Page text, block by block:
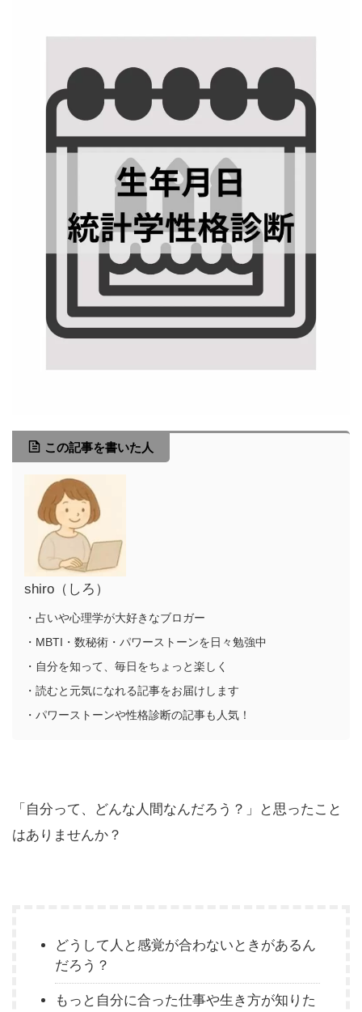
この記事を書いた人
shiro（しろ）
・占いや心理学が大好きなブロガー
・MBTI・数秘術・パワーストーンを日々勉強中
・自分を知って、毎日をちょっと楽しく
・読むと元気になれる記事をお届けします
・パワーストーンや性格診断の記事も人気！
「自分って、どんな人間なんだろう？」と思ったこと
はありませんか？
どうして人と感覚が合わないときがあるん
だろう？
もっと自分に合った仕事や生き方が知りた